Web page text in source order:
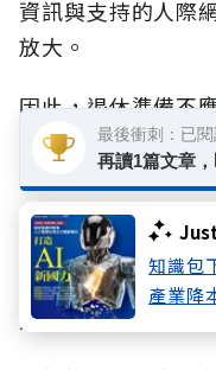
知識包
產業降
資訊與支持的人際
放大。
因此，退休準備不
防禦，而應提早
務安排，也應同步
以及可提供支持的
及早展開，不僅
擊，更能避免健
連鎖影響，提升面
最後衝刺：已
再讀1篇文章